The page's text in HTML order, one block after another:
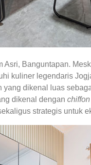
Banguntapan.
kuliner legendaris
yang dikenal luas
dikenal dengan chiffon
strategis untuk